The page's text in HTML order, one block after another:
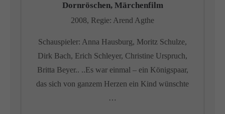
Dornröschen, Märchenfilm
2008, Regie: Arend Agthe
Schauspieler: Anna Hausburg, Moritz Schulze,
Dirk Bach, Erich Schleyer, Christine Urspruch,
Britta Beyer.. ..Es war einmal – ein Königspaar,
das sich von ganzem Herzen ein Kind wünschte
…